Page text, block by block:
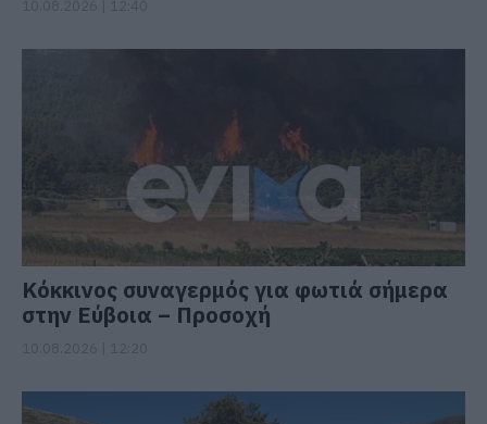
Κόκκινος συναγερμός για φωτιά σήμερα
στην Εύβοια – Προσοχή